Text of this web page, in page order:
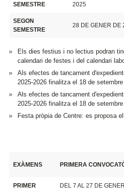
SEMESTRE
2025
SEGON
SEMESTRE
28 DE GENER DE
Els dies festius i no lectius podran
calendari de festes i del calendari
Als efectes de tancament
2025-2026 finalitza el 18 de
Als efectes de tancament
2025-2026 finalitza el 18 de
Festa pròpia de Centre: es proposa
EXÀMENS PRIMERA
PRIMER
DEL 7 AL 27 DE